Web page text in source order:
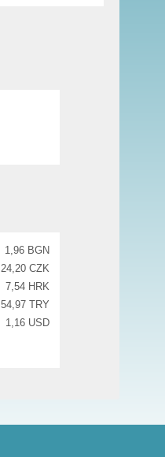
1,96 BGN
24,20 CZK
7,54 HRK
54,97 TRY
1,16 USD